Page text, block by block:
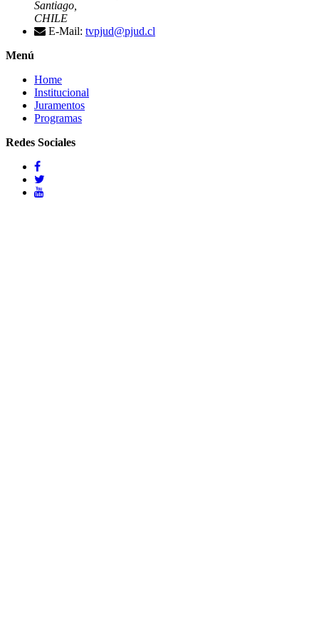
Santiago,
CHILE
E-Mail: tvpjud@pjud.cl
Menú
Home
Institucional
Juramentos
Programas
Redes Sociales